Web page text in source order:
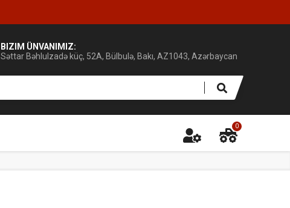
BIZIM ÜNVANIMIZ:
Səttar Bəhlulzadə küç, 52A, Bülbulə, Bakı, AZ1043, Azərbaycan
0